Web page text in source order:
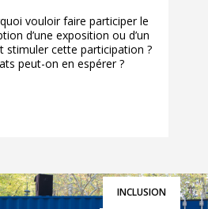
vouloir faire participer le
d’une exposition ou d’un
stimuler cette participation ?
peut-on en espérer ?
INCLUSION